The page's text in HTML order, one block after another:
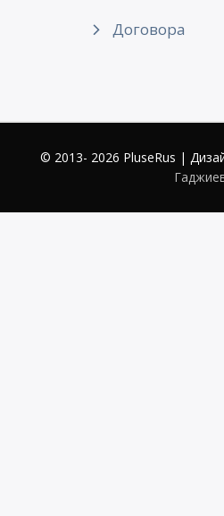
Договора
© 2013- 2026 PluseRus |